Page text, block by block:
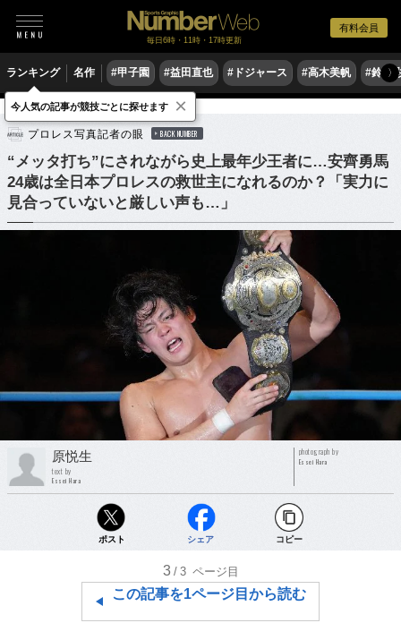
有料会員
毎日6時・11時・17時更新
ランキング 名作 #甲子園 #益田直也 #ドジャース #高木美帆 #鈴木
〉
格闘技 プロレス
プロレス写真記者の眼 BACK NUMBER
“メッタ打ち”にされながら史上最年少王者に…安齊勇馬
24歳は全日本プロレスの救世主になれるのか？「実力に
見合っていないと厳しい声も…」
原悦生
text by
Essei Hara
photograph by
Essei Hara
ポスト シェア コピー
3 /3 ページ目
この記事を1ページ目から読む
今人気の記事が競技ごとに探せます ×